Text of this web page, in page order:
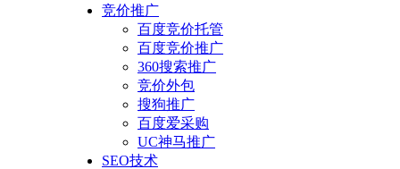
竞价推广
百度竞价托管
百度竞价推广
360搜索推广
竞价外包
搜狗推广
百度爱采购
UC神马推广
SEO技术